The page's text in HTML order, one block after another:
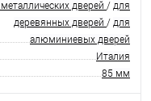
дверей / для
деревянных дверей / для
алюминиевых дверей
Италия
85 мм